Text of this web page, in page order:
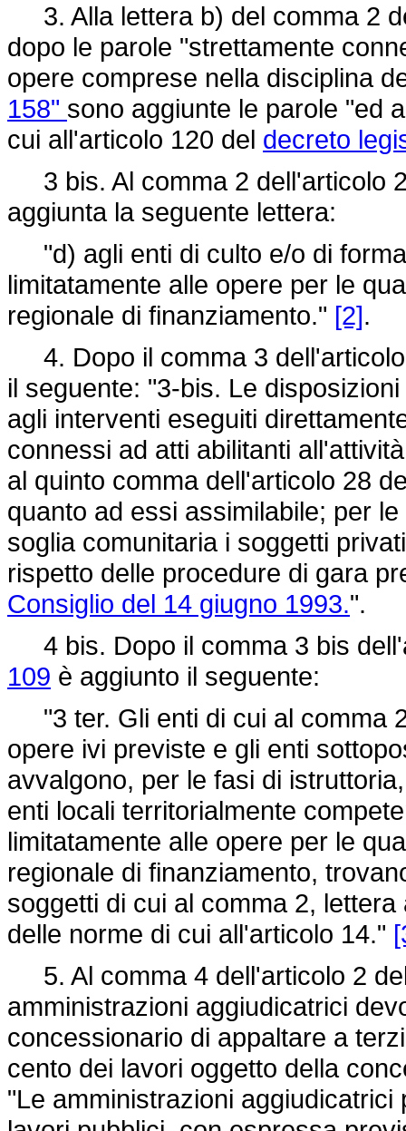
3. Alla lettera b) del comma 2
dopo le parole "strettamente
opere comprese nella disciplina
158" sono aggiunte le parole "ed
cui all'articolo 120 del decreto
3 bis. Al comma 2 dell'articolo
aggiunta la seguente lettera:
"d) agli enti di culto e/o di
limitatamente alle opere per le
regionale di finanziamento." [2].
4. Dopo il comma 3
il seguente: "3-bis. Le
agli interventi eseguiti
connessi ad atti abilitanti
al quinto comma dell'articolo 28
quanto ad essi assimilabile; per
soglia comunitaria i soggetti
rispetto delle procedure di gara
Consiglio del 14 giugno 1993.".
4 bis. Dopo il comma 3 bis
109 è aggiunto il seguente:
"3 ter. Gli enti di cui al comma
opere ivi previste e gli enti
avvalgono, per le fasi di
enti locali territorialmente
limitatamente alle opere per le
regionale di finanziamento,
soggetti di cui al comma 2,
delle norme di cui all'articolo 14."
5. Al comma 4 dell'articolo 2
amministrazioni aggiudicatrici
concessionario di appaltare a
cento dei lavori oggetto della
"Le amministrazioni